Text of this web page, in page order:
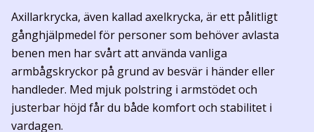
Axillarkrycka, även kallad axelkrycka, är ett pålitligt
gånghjälpmedel för personer som behöver avlasta
benen men har svårt att använda vanliga
armbågskryckor på grund av besvär i händer eller
handleder. Med mjuk polstring i armstödet och
justerbar höjd får du både komfort och stabilitet i
vardagen.